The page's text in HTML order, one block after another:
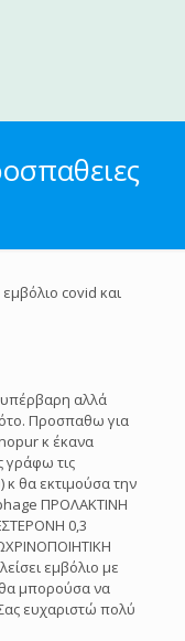
εμβόλιο covid και
αλλά
Προσπαθω για
κ έκανα
γράφω τις
κ θα εκτιμούσα την
ΠΡΟΛΑΚΤΙΝΗ
0,3
εμβόλιο με
μπορούσα να
ευχαριστώ πολύ